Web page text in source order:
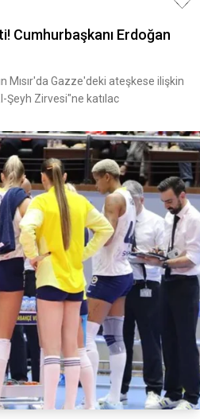
Cumhurbaşkanı Erdoğan
Mısır'da Gazze'deki ateşkese ilişkin
Şeyh Zirvesi"ne katılac